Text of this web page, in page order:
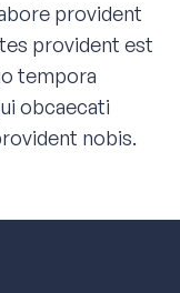
provident
provident est
tempora
obcaecati
nobis.